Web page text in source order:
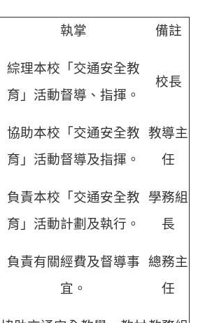
執掌 備註
綜理本校「交通安全教
育」活動督導、指揮。
校長
協助本校「交通安全教
育」活動督導及指揮。
教導主
任
負責本校「交通安全教
育」活動計劃及執行。
學務組
長
負責有關經費及督導事
宜。
總務主
任